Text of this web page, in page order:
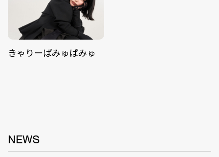
きゃりーぱみゅぱみゅ
NEWS